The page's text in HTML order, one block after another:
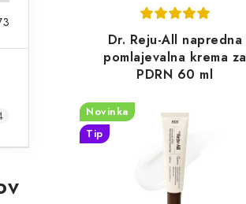
š
č
a
m
Dr. Reju-All napredna
pomlajevalna krema za
PDRN 60 ml
Novinka
Tip